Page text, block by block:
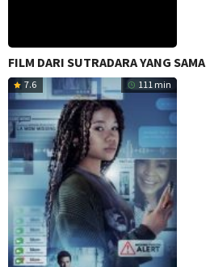
FILM DARI SUTRADARA YANG SAMA
7.6 111 min